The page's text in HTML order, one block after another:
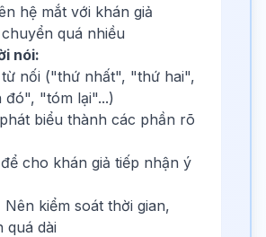
hệ mắt với khán giả
quá nhiều
nói:
nối ("thứ nhất", "thứ hai",
đó", "tóm lại"...)
biểu thành các phần rõ
cho khán giả tiếp nhận ý
Nên kiểm soát thời gian,
quá dài